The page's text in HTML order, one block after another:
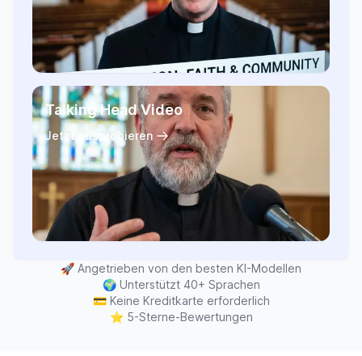
Talking Head Video
Jetzt ausprobieren
🚀 Angetrieben von den besten KI-Modellen
🌍 Unterstützt 40+ Sprachen
💳 Keine Kreditkarte erforderlich
⭐ 5-Sterne-Bewertungen